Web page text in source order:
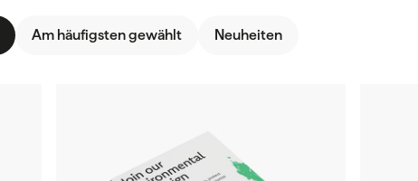
Am häufigsten gewählt Neuheiten